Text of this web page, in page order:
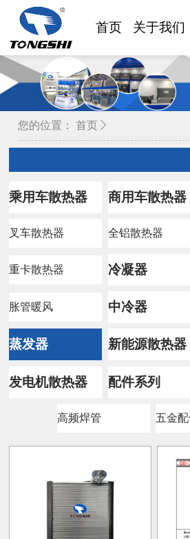
首页 关于我们
您的位置： 首页
乘用车散热器 商用车散热器
叉车散热器 全铝散热器
重卡散热器 冷凝器
胀管暖风 中冷器
蒸发器 新能源散热器
发电机散热器 配件系列
高频焊管 五金